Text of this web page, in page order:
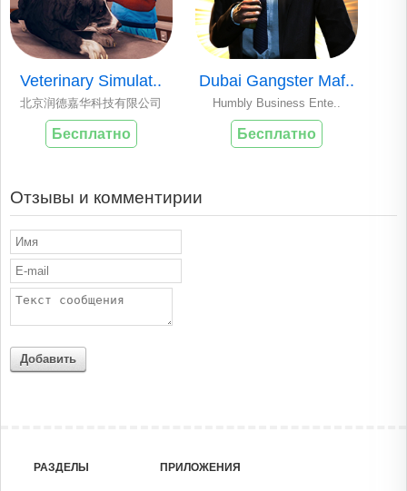
Veterinary Simulat..
北京润德嘉华科技有限公司
Бесплатно
Dubai Gangster Maf..
Humbly Business Ente..
Бесплатно
Отзывы и комментирии
Добавить
РАЗДЕЛЫ ПРИЛОЖЕНИЯ